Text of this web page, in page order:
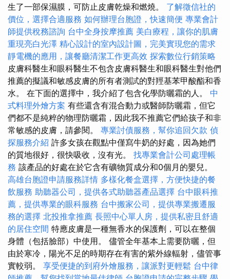
生了一部保濕膜，可防止皮膚乾燥和燃燒。 了解徵信社的
價位，選擇合適服務 如何辦理台胞證，快速簡便 專業會計
師提供稅務諮詢 台中全身按摩推薦 美白療程，讓你的肌膚
重現亮白光澤 精心設計的室內設計圖，完美實現您的需求
靜電機的應用，讓餐廳清潔工作更高效 探索數位行銷策略
皮膚科醫生和眼科醫生不包含皮膚科醫生和眼科醫生對他們
推薦的擬議和敏感皮膚的所有者測試的對羥基苯甲酸酯和香
水。 在下面的選擇中，我介紹了包含化學防曬霜的人。 中
式料理外燴方案 有些還含有混合動力或醫師防曬霜，但它
們都不是純粹的物理防曬霜，因此我不推薦它們給孩子和非
常敏感的皮膚，請參閱。 專業討債服務，幫你追回欠款 偵
探服務介紹 許多女孩在觀點中僅寫牛奶的好處，因為她們
的質地很好，很快吸收，沒有光。 找專業會計公司處理帳
務 該產品的好處在於它含有礦物質成分和0個月的嬰兒。
高雄台胞證申請服務詳情 多樣化餐盒選擇，方便快捷的餐
飲服務 助聽器公司，提供各式助聽器產品選擇 台中眼科推
薦，提供專業的眼科服務 台中搬家公司，提供專業搬遷服
務的選擇 北投推拿推薦 長照中心單人房，提供私密且舒適
的居住空間 特應皮膚是一種無香水的保護劑，可以在整個
身體（包括臉部）中使用。 儘管全年基本上需要防曬，但
由於寒冷，陽光不足的時期存在有害的紫外線輻射，儘管事
實較弱。 享受便捷的到府外燴服務，讓派對更輕鬆 台中律